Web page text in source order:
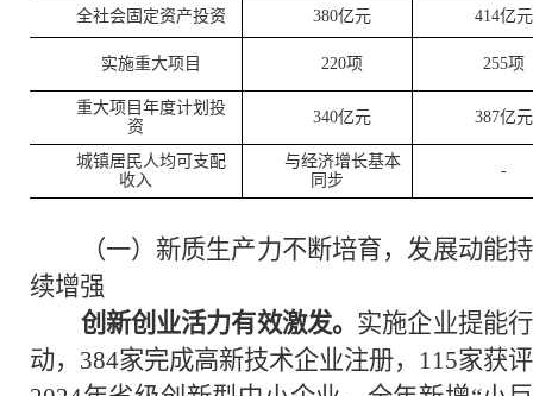
全社会固定资产投资 380亿元 414亿元
实施重大项目 220项 255项
重大项目年度计划投
资
340亿元 387亿元
城镇居民人均可支配
收入
与经济增长基本
同步
-
（一）新质生产力不断培育，发展动能持
续增强
创新创业活力有效激发。 实施企业提能行
动，384家完成高新技术企业注册，115家获评